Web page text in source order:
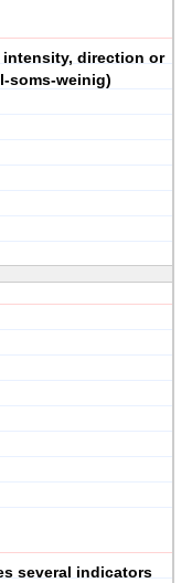
intensity, direction or
soms-weinig)
several indicators